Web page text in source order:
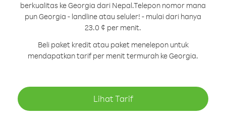
berkualitas ke Georgia dari Nepal.Telepon nomor mana
pun Georgia - landline atau seluler! - mulai dari hanya
23.0 ¢ per menit.
Beli paket kredit atau paket menelepon untuk
mendapatkan tarif per menit termurah ke Georgia.
Lihat Tarif